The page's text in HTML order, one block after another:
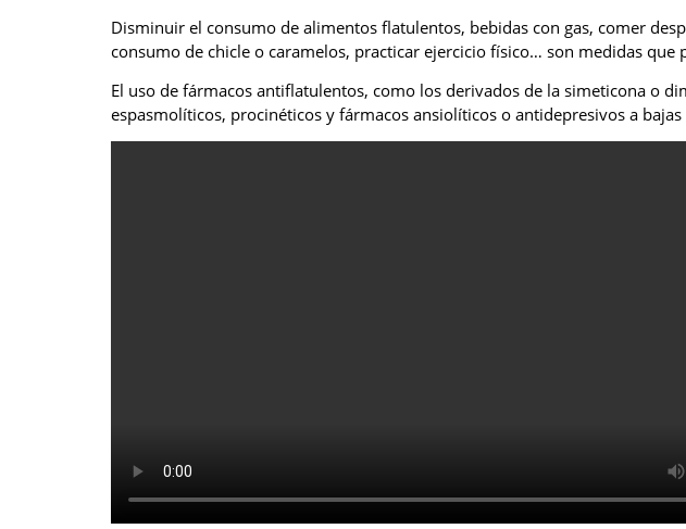
Disminuir el consumo de alimentos flatulentos, bebidas con gas, comer
consumo de chicle o caramelos, practicar ejercicio físico… son medidas que
El uso de fármacos antiflatulentos, como los derivados de la simeticona o
espasmolíticos, procinéticos y fármacos ansiolíticos o antidepresivos a